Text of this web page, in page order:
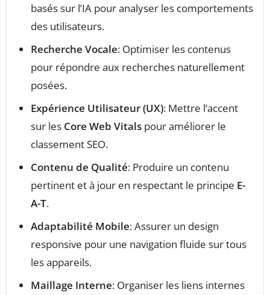
basés sur l’IA pour analyser les comportements
des utilisateurs.
Recherche Vocale: Optimiser les contenus
pour répondre aux recherches naturellement
posées.
Expérience Utilisateur (UX): Mettre l’accent
sur les Core Web Vitals pour améliorer le
classement SEO.
Contenu de Qualité: Produire un contenu
pertinent et à jour en respectant le principe E-
A-T.
Adaptabilité Mobile: Assurer un design
responsive pour une navigation fluide sur tous
les appareils.
Maillage Interne: Organiser les liens internes